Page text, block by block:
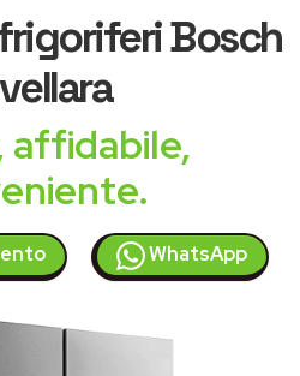
Bosch
affidabile,
WhatsApp